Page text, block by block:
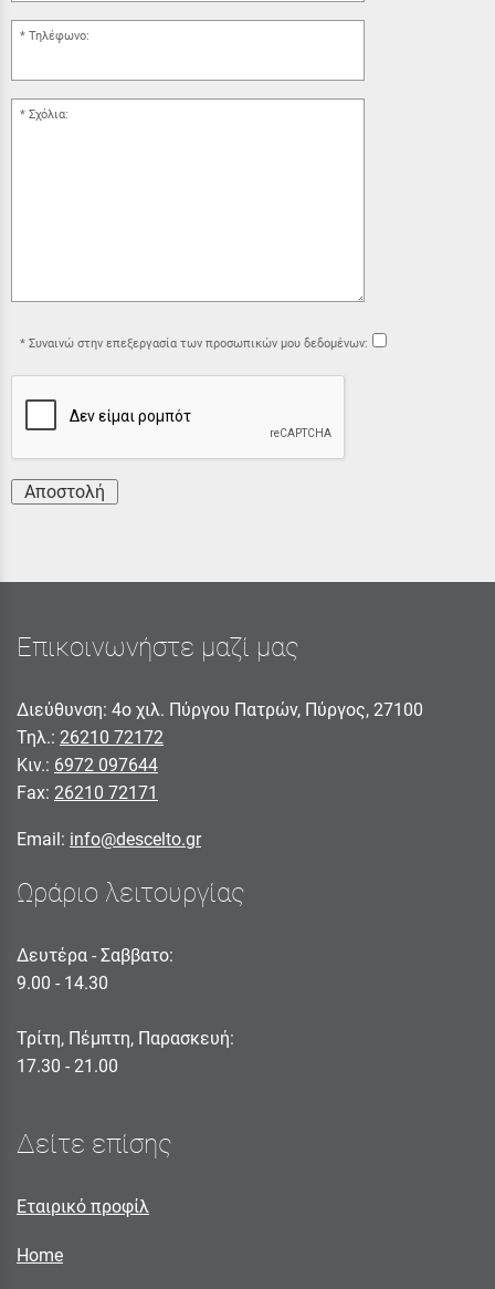
Τηλέφωνο:
Σχόλια:
Συναινώ στην επεξεργασία των προσωπικών μου δεδομένων:
Αποστολή
Επικοινωνήστε μαζί μας
Διεύθυνση: 4ο χιλ. Πύργου Πατρών, Πύργος, 27100
Τηλ.: 26210 72172
Κιν.: 6972 097644
Fax: 26210 72171
Email: info@descelto.gr
Ωράριο λειτουργίας
Δευτέρα - Σαββατο:
9.00 - 14.30
Τρίτη, Πέμπτη, Παρασκευή:
17.30 - 21.00
Δείτε επίσης
Εταιρικό προφίλ
Home